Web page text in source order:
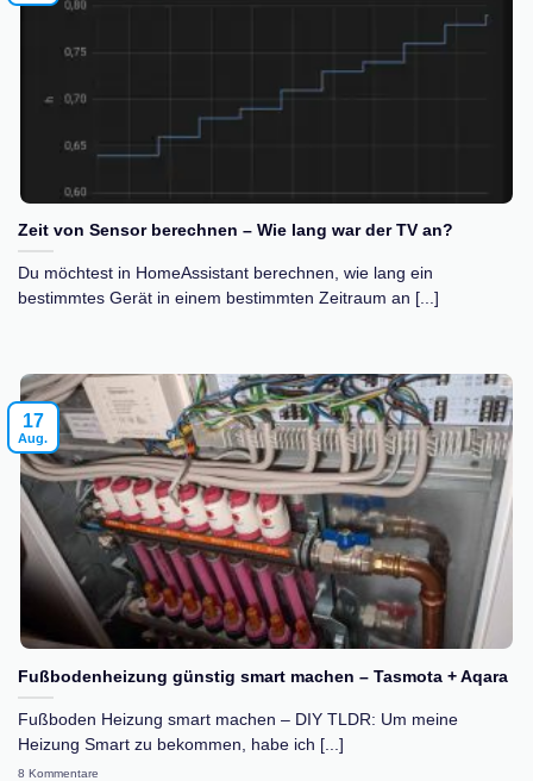
Zeit von Sensor berechnen – Wie lang war der TV an?
Du möchtest in HomeAssistant berechnen, wie lang ein
bestimmtes Gerät in einem bestimmten Zeitraum an [...]
Fußbodenheizung günstig smart machen – Tasmota + Aqara
Fußboden Heizung smart machen – DIY TLDR: Um meine
Heizung Smart zu bekommen, habe ich [...]
8 Kommentare
17
Aug.